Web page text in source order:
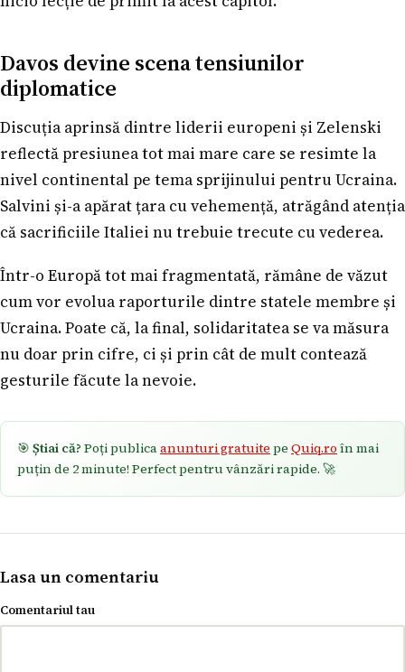
Davos devine scena tensiunilor
diplomatice
Discuția aprinsă dintre liderii europeni și Zelenski
reflectă presiunea tot mai mare care se resimte la
nivel continental pe tema sprijinului pentru Ucraina.
Salvini și-a apărat țara cu vehemență, atrăgând atenția
că sacrificiile Italiei nu trebuie trecute cu vederea.
Într-o Europă tot mai fragmentată, rămâne de văzut
cum vor evolua raporturile dintre statele membre și
Ucraina. Poate că, la final, solidaritatea se va măsura
nu doar prin cifre, ci și prin cât de mult contează
gesturile făcute la nevoie.
🎯 Știai că? Poți publicaanunturi gratuite pe Quiq.ro în mai
puțin de 2 minute! Perfect pentru vânzări rapide. 🚀
Lasa un comentariu
Comentariul tau